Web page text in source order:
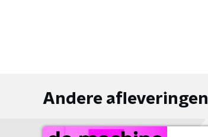
Andere afleveringen